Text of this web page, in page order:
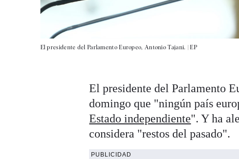
El presidente del Parlamento Europeo, Antonio Tajani. |EP
El presidente del Parlamento
domingo que "ningún país
Estado independiente". Y ha
considera "restos del pasado".
PUBLICIDAD